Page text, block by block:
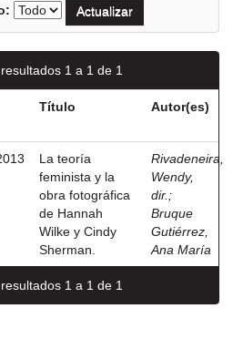
1 a 1 de 1
Título Autor(es)
La teoría
feminista y la
obra fotográfica
de Hannah
Wilke y Cindy
Sherman.
Rivadeneira,
Wendy,
dir. ;
Bruque
Gutiérrez,
Ana María
1 a 1 de 1